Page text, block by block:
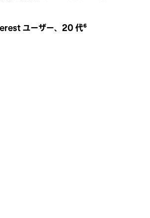
ユーザー、20 代⁶